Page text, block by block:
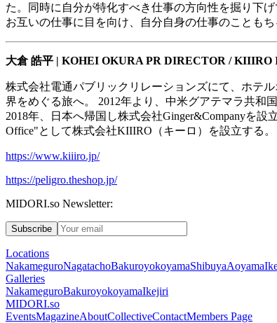
た。同時に自分が特化すべき仕事の方向性を掘り下
お互いの仕事に目を向け、自分自身の仕事のことも
大倉 皓平 | KOHEI OKURA PR DIRECTOR / KIIIRO
株式会社電通パブリックリレーションズにて、ホテ
界をめぐる旅へ。
2012年より、中米グアテマラ共和
2018年、日本へ帰国し株式会社Ginger&Companyを設
Office"として株式会社KIIIRO （キーロ）を設立する。
https://www.kiiiro.jp/
https://peligro.theshop.jp/
MIDORI.so Newsletter:
Subscribe
Locations
NakameguroNagatachoBakuroyokoyamaShibuyaAoyama
Galleries
NakameguroBakuroyokoyamaIkejiri
MIDORI.so
EventsMagazineAboutCollectiveContactMembers Page